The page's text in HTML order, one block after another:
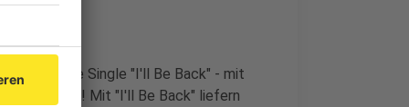
Die Single "I'll Be Back" - mit
Gast! Mit "I'll Be Back" liefern